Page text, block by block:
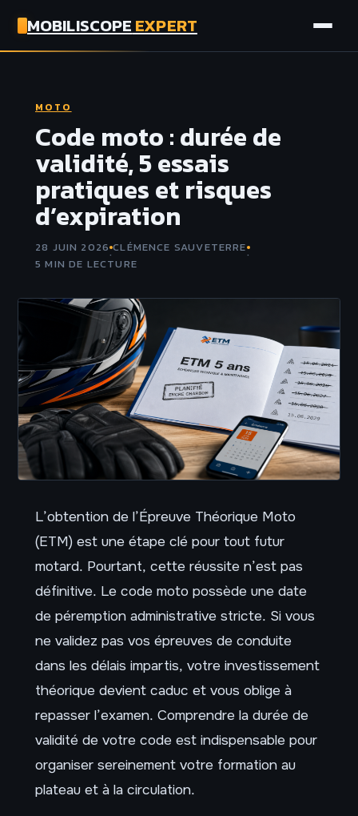
MOBILISCOPEEXPERT
ASSURANCE
TECH
MOTO
Code moto : durée de
validité, 5 essais
pratiques et risques
d’expiration
28 JUIN 2026·CLÉMENCE SAUVETERRE·
5 MIN DE LECTURE
L’obtention de l’Épreuve Théorique Moto
(ETM) est une étape clé pour tout futur
motard. Pourtant, cette réussite n’est pas
définitive. Le code moto possède une date
de péremption administrative stricte. Si vous
ne validez pas vos épreuves de conduite
dans les délais impartis, votre investissement
théorique devient caduc et vous oblige à
repasser l’examen. Comprendre la durée de
validité de votre code est indispensable pour
organiser sereinement votre formation au
plateau et à la circulation.